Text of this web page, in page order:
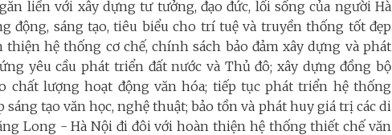
liền với xây dựng tư tưởng, đạo đức, lối sống của người Hà
động, sáng tạo, tiêu biểu cho trí tuệ và truyền thống tốt đẹp
thiện hệ thống cơ chế, chính sách bảo đảm xây dựng và phát
yêu cầu phát triển đất nước và Thủ đô; xây dựng đồng bộ
chất lượng hoạt động văn hóa; tiếp tục phát triển hệ thống
tạo văn học, nghệ thuật; bảo tồn và phát huy giá trị các di
Long - Hà Nội đi đôi với hoàn thiện hệ thống thiết chế văn